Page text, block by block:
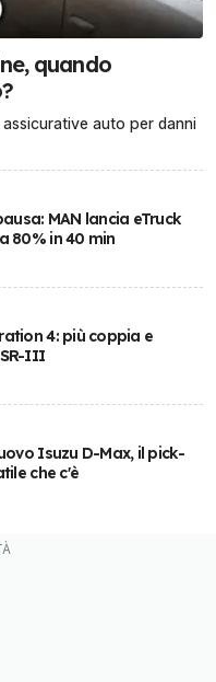
quando
auto per danni
MAN lancia eTruck
80% in 40 min
4: più coppia e
III
Isuzu D-Max, il pick-
che c'è